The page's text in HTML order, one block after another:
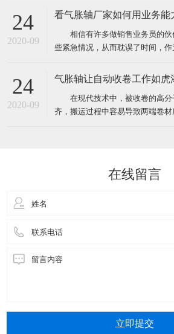
呢，下面将具体讲解。 简单来讲，气嘴就是板式气胀
充气及放气的功能，因为板式气
要经常需要
24
2020-09
看气胀轴厂家如何用业务能
相信有许多做销售业务员的伙
些紧急情况，从而耽误了时间，
形象，不管遇到什么样的突发状况
是一家日本公司在中国办事处的销
接到了来自总公
24
2020-09
气胀轴让自动收卷工作如虎
在现代技术中，被收卷的高分
齐，搬运过程中容易导致两端卷
进行工作。本实用新型提供了
在线留言
立即提交